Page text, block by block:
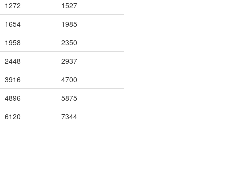
1272
1527
1654
1985
1958
2350
2448
2937
3916
4700
4896
5875
6120
7344